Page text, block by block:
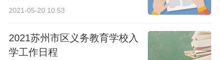
2021-05-20 10:53
2021苏州市区义务教育学校入
学工作日程